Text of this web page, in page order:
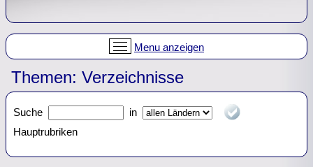
Menu anzeigen
Themen: Verzeichnisse
Suche
in
Hauptrubriken